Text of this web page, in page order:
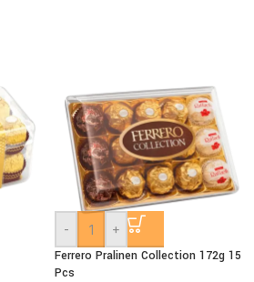
- +
Ferrero Pralinen Collection 172g 15
Pcs